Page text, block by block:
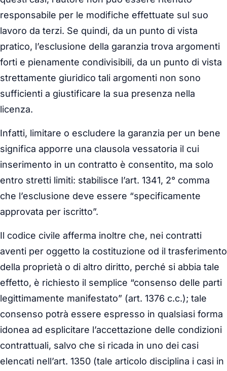
responsabile per le modifiche effettuate sul suo
lavoro da terzi. Se quindi, da un punto di vista
pratico, l’esclusione della garanzia trova argomenti
forti e pienamente condivisibili, da un punto di vista
strettamente giuridico tali argomenti non sono
sufficienti a giustificare la sua presenza nella
licenza.
Infatti, limitare o escludere la garanzia per un bene
significa apporre una clausola vessatoria il cui
inserimento in un contratto è consentito, ma solo
entro stretti limiti: stabilisce l’art. 1341, 2° comma
che l’esclusione deve essere “specificamente
approvata per iscritto”.
Il codice civile afferma inoltre che, nei contratti
aventi per oggetto la costituzione od il trasferimento
della proprietà o di altro diritto, perché si abbia tale
effetto, è richiesto il semplice “consenso delle parti
legittimamente manifestato” (art. 1376 c.c.); tale
consenso potrà essere espresso in qualsiasi forma
idonea ad esplicitare l’accettazione delle condizioni
contrattuali, salvo che si ricada in uno dei casi
elencati nell’art. 1350 (tale articolo disciplina i casi in